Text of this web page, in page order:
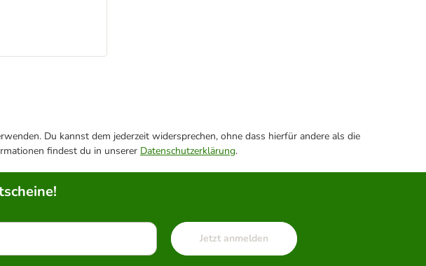
Du kannst dem jederzeit widersprechen, ohne dass hierfür andere als die
findest du in unserer Datenschutzerklärung.
Jetzt anmelden